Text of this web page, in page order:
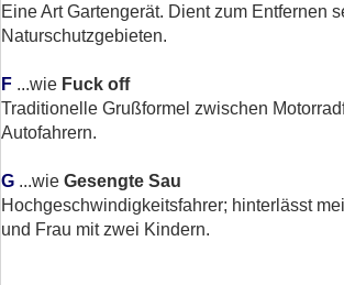
Eine Art Gartengerät. Dient zum Entfernen
Naturschutzgebieten.
F ...wie Fuck off
Traditionelle Grußformel zwischen
Autofahrern.
G ...wie Gesengte Sau
Hochgeschwindigkeitsfahrer; hinterlässt
und Frau mit zwei Kindern.